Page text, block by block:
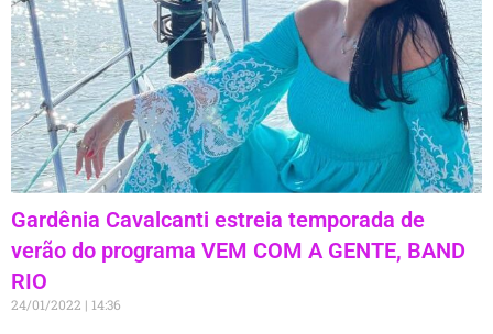
Gardênia Cavalcanti estreia temporada de
verão do programa VEM COM A GENTE, BAND
RIO
24/01/2022 14:36